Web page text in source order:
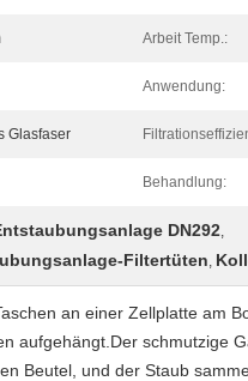
Arbeit Temp.:
Anwendung:
Glasfaser
Behandlung:
DN292,
Filtertüten,
an einer Zellplatte am
aufgehängt.Der schmutzige
Beutel, und der Staub